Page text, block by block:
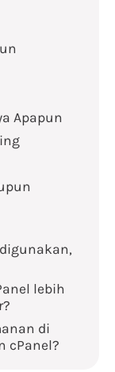
Apapun
lebih
di
cPanel?